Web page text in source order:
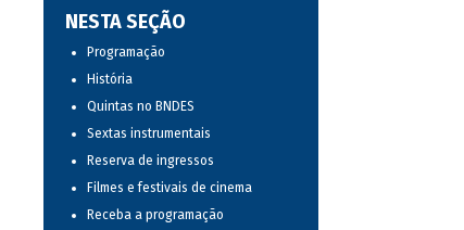
NESTA SEÇÃO
Programação
História
Quintas no BNDES
Sextas instrumentais
Reserva de ingressos
Filmes e festivais de cinema
Receba a programação